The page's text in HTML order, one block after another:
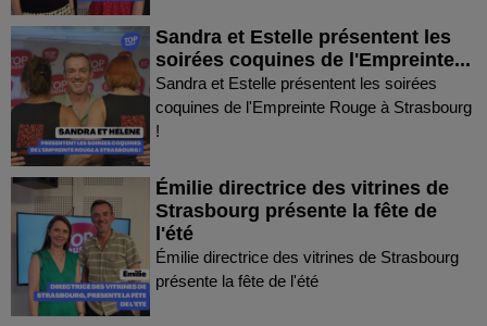
Sandra et Estelle présentent les
soirées coquines de l'Empreinte...
Sandra et Estelle présentent les soirées
coquines de l'Empreinte Rouge à Strasbourg
!
Émilie directrice des vitrines de
Strasbourg présente la fête de
l'été
Émilie directrice des vitrines de Strasbourg
présente la fête de l'été